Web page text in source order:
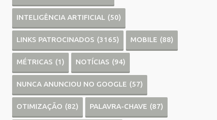
INTELIGÊNCIA ARTIFICIAL (50)
LINKS PATROCINADOS (3165) MOBILE (88)
MÉTRICAS (1) NOTÍCIAS (94)
NUNCA ANUNCIOU NO GOOGLE (57)
OTIMIZAÇÃO (82) PALAVRA-CHAVE (87)